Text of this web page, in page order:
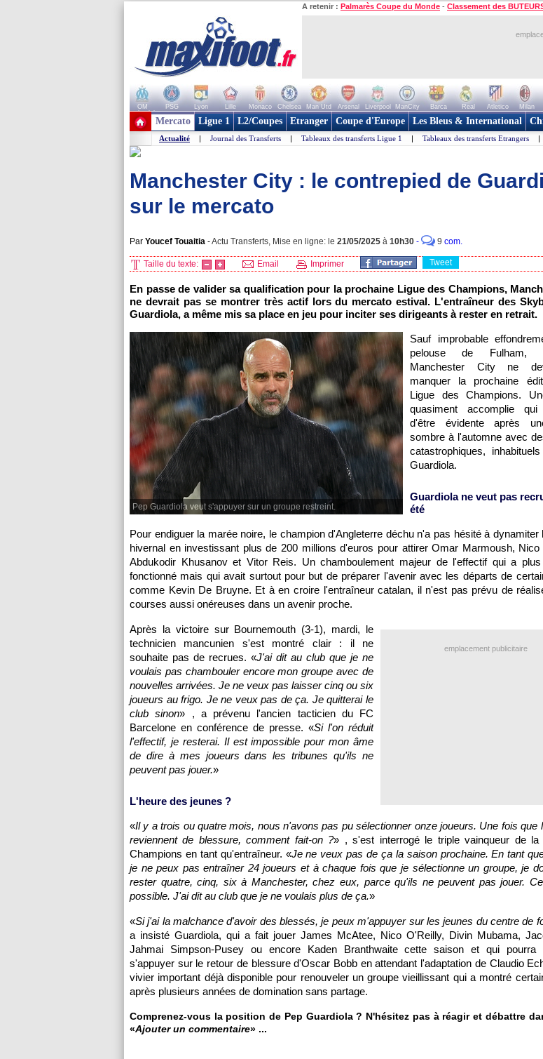
A retenir : Palmarès Coupe du Monde - Classement des
OM PSG Lyon Lille Monaco Chelsea Man Utd Arsenal Liverpool ManCity Barca Real Atletico Milan
+ de clubs
Mercato Ligue 1 L2/Coupes Etranger Coupe d'Europe Les Bleus & International
Actualité | Journal des Transferts | Tableaux des transferts Ligue 1 | Tableaux des transferts Etrangers |
Manchester City : le contrepied de
sur le mercato
Par Youcef Touaitia -Actu Transferts, Mise en ligne: le 21/05/2025 à 10h30 - 9 com.
Taille du texte: Email Imprimer Tweet
En passe de valider sa qualification pour la prochaine Ligue des Champions,
ne devrait pas se montrer très actif lors du mercato estival. L'entraîneur des
Guardiola, a même mis sa place en jeu pour inciter ses dirigeants à rester en retrait.
Pep Guardiola veut s'appuyer sur un groupe restreint.
Sauf improbable
pelouse de Fulham,
Manchester City ne
manquer la prochaine
Ligue des Champions.
quasiment accomplie
d'être évidente après
sombre à l'automne avec
catastrophiques,
Guardiola.
Guardiola ne veut pas
été
Pour endiguer la marée noire, le champion d'Angleterre déchu n'a pas hésité à dynamiter
hivernal en investissant plus de 200 millions d'euros pour attirer Omar Marmoush, Nico
Abdukodir Khusanov et Vitor Reis. Un chamboulement majeur de l'effectif qui a
fonctionné mais qui avait surtout pour but de préparer l'avenir avec les départs de
comme Kevin De Bruyne. Et à en croire l'entraîneur catalan, il n'est pas prévu de
courses aussi onéreuses dans un avenir proche.
emplacement publicitaire
Après la victoire sur Bournemouth (3-1), mardi, le
technicien mancunien s'est montré clair : il ne
souhaite pas de recrues. «J'ai dit au club que je ne
voulais pas chambouler encore mon groupe avec de
nouvelles arrivées. Je ne veux pas laisser cinq ou six
joueurs au frigo. Je ne veux pas de ça. Je quitterai le
club sinon» , a prévenu l'ancien tacticien du FC
Barcelone en conférence de presse. «Si l'on réduit
l'effectif, je resterai. Il est impossible pour mon âme
de dire à mes joueurs dans les tribunes qu'ils ne
peuvent pas jouer.»
L'heure des jeunes ?
«Il y a trois ou quatre mois, nous n'avons pas pu sélectionner onze joueurs. Une fois que
reviennent de blessure, comment fait-on ?» , s'est interrogé le triple vainqueur de la
Champions en tant qu'entraîneur. «Je ne veux pas de ça la saison prochaine. En tant
je ne peux pas entraîner 24 joueurs et à chaque fois que je sélectionne un groupe, je
rester quatre, cinq, six à Manchester, chez eux, parce qu'ils ne peuvent pas jouer.
possible. J'ai dit au club que je ne voulais plus de ça.»
«Si j'ai la malchance d'avoir des blessés, je peux m'appuyer sur les jeunes du centre de
a insisté Guardiola, qui a fait jouer James McAtee, Nico O'Reilly, Divin Mubama,
Jahmai Simpson-Pusey ou encore Kaden Branthwaite cette saison et qui pourra
s'appuyer sur le retour de blessure d'Oscar Bobb en attendant l'adaptation de Claudio
vivier important déjà disponible pour renouveler un groupe vieillissant qui a montré
après plusieurs années de domination sans partage.
Comprenez-vous la position de Pep Guardiola ? N'hésitez pas à réagir et débattre
«Ajouter un commentaire» ...